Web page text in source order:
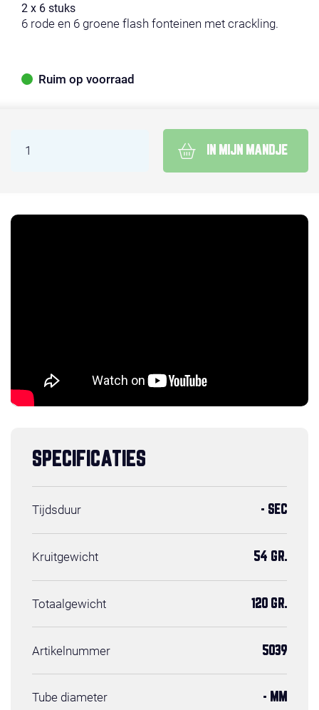
2 x 6 stuks
6 rode en 6 groene flash fonteinen met crackling.
Ruim op voorraad
IN MIJN MANDJE
SPECIFICATIES
Tijdsduur - SEC
Kruitgewicht 54 GR.
Totaalgewicht 120 GR.
Artikelnummer 5039
Tube diameter - MM